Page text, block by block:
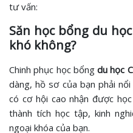
tư vấn:
Săn học bổng du
khó không?
Chinh phục học bổngdu học
dàng, hồ sơ của bạn phải
có cơ hội cao nhận được
thành tích học tập, kinh
ngoại khóa của bạn.